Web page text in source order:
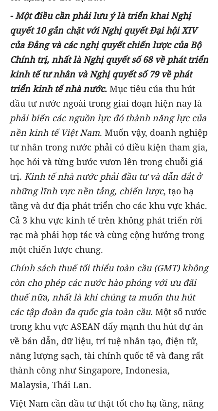
-Một điều cần phải lưu ý là triển khai Nghị
quyết 10 gắn chặt vớiNghị quyết Đại hội XIV
của Đảng vàcác nghị quyết chiến lược của Bộ
Chính trị, nhất là Nghị quyết số 68 về phát triển
kinh tế tư nhân và Nghị quyết số 79 về phát
triển kinh tế nhà nước. Mục tiêu của thu hút
đầu tư nước ngoài trong giai đoạn hiện nay là
phải biến các nguồn lực đó thành năng lực của
nền kinh tế Việt Nam. Muốn vậy, doanh nghiệp
tư nhân trong nước phải có điều kiện tham gia,
học hỏi và từng bước vươn lên trong chuỗi giá
trị. Kinh tế nhà nước phải đầu tư và dẫn dắt ở
những lĩnh vực nền tảng, chiến lược, tạo hạ
tầng và dư địa phát triển cho các khu vực khác.
Cả 3 khu vực kinh tế trên không phát triển rời
rạc mà phải hợp tác và cùng cộng hưởng trong
một chiến lược chung.
Chính sách thuế tối thiểu toàn cầu (GMT) không
còn cho phép các nước hào phóng với ưu đãi
thuế nữa, nhất là khi chúng ta muốn thu hút
các tập đoàn đa quốc gia toàn cầu. Một số nước
trong khu vực ASEAN đẩy mạnh thu hút dự án
về bán dẫn, dữ liệu, trí tuệ nhân tạo, điện tử,
năng lượng sạch, tài chính quốc tế và đang rất
thành công như Singapore, Indonesia,
Malaysia, Thái Lan.
Việt Nam cần đầu tư thật tốt cho hạ tầng, năng